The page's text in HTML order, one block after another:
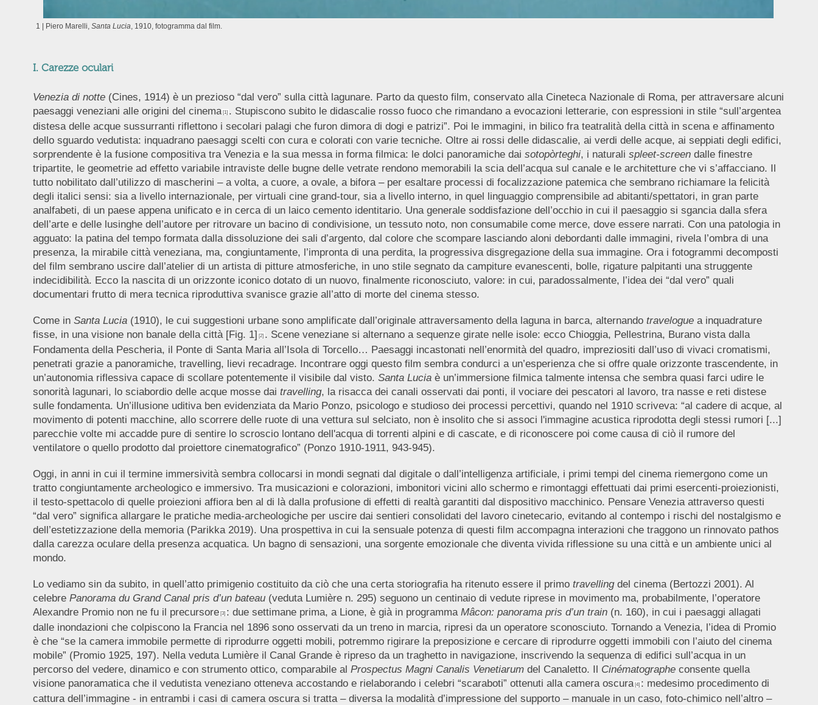
1 | Piero Marelli, Santa Lucia , 1910, fotogramma dal film.
I. Carezze oculari
Venezia di notte(Cines, 1914) è un prezioso “dal vero” sulla città lagunare. Parto da questo film, conservato alla Cineteca Nazionale di Roma, per attraversare alcuni
paesaggi veneziani alle origini del cinema [1] . Stupiscono subito le didascalie rosso fuoco che rimandano a evocazioni letterarie, con espressioni in stile “sull’argentea
distesa delle acque sussurranti riflettono i secolari palagi che furon dimora di dogi e patrizi”. Poi le immagini, in bilico fra teatralità della città in scena e affinamento
dello sguardo vedutista: inquadrano paesaggi scelti con cura e colorati con varie tecniche. Oltre ai rossi delle didascalie, ai verdi delle acque, ai seppiati degli edifici,
sorprendente è la fusione compositiva tra Venezia e la sua messa in forma filmica: le dolci panoramiche dai sotopòrteghi, i naturali spleet-screendalle finestre
tripartite, le geometrie ad effetto variabile intraviste delle bugne delle vetrate rendono memorabili la scia dell’acqua sul canale e le architetture che vi s’affacciano. Il
tutto nobilitato dall’utilizzo di mascherini – a volta, a cuore, a ovale, a bifora – per esaltare processi di focalizzazione patemica che sembrano richiamare la felicità
degli italici sensi: sia a livello internazionale, per virtuali cine grand-tour, sia a livello interno, in quel linguaggio comprensibile ad abitanti/spettatori, in gran parte
analfabeti, di un paese appena unificato e in cerca di un laico cemento identitario. Una generale soddisfazione dell’occhio in cui il paesaggio si sgancia dalla sfera
dell’arte e delle lusinghe dell’autore per ritrovare un bacino di condivisione, un tessuto noto, non consumabile come merce, dove essere narrati. Con una patologia in
agguato: la patina del tempo formata dalla dissoluzione dei sali d’argento, dal colore che scompare lasciando aloni debordanti dalle immagini, rivela l’ombra di una
presenza, la mirabile città veneziana, ma, congiuntamente, l’impronta di una perdita, la progressiva disgregazione della sua immagine. Ora i fotogrammi decomposti
del film sembrano uscire dall’atelier di un artista di pitture atmosferiche, in uno stile segnato da campiture evanescenti, bolle, rigature palpitanti una struggente
indecidibilità. Ecco la nascita di un orizzonte iconico dotato di un nuovo, finalmente riconosciuto, valore: in cui, paradossalmente, l’idea dei “dal vero” quali
documentari frutto di mera tecnica riproduttiva svanisce grazie all’atto di morte del cinema stesso.
Come in Santa Lucia (1910), le cui suggestioni urbane sono amplificate dall’originale attraversamento della laguna in barca, alternandotraveloguea inquadrature
fisse, in una visione non banale della città [Fig. 1] [2] . Scene veneziane si alternano a sequenze girate nelle isole: ecco Chioggia, Pellestrina, Burano vista dalla
Fondamenta della Pescheria, il Ponte di Santa Maria all’Isola di Torcello… Paesaggi incastonati nell’enormità del quadro, impreziositi dall’uso di vivaci cromatismi,
penetrati grazie a panoramiche, travelling, lievi recadrage. Incontrare oggi questo film sembra condurci a un’esperienza che si offre quale orizzonte trascendente, in
un’autonomia riflessiva capace di scollare potentemente il visibile dal visto. Santa Luciaè un’immersione filmica talmente intensa che sembra quasi farci udire le
sonorità lagunari, lo sciabordio delle acque mosse dai travelling, la risacca dei canali osservati dai ponti, il vociare dei pescatori al lavoro, tra nasse e reti distese
sulle fondamenta. Un’illusione uditiva ben evidenziata da Mario Ponzo, psicologo e studioso dei processi percettivi, quando nel 1910 scriveva: “al cadere di acque, al
movimento di potenti macchine, allo scorrere delle ruote di una vettura sul selciato, non è insolito che si associ l'immagine acustica riprodotta degli stessi rumori [...]
parecchie volte mi accadde pure di sentire lo scroscio lontano dell'acqua di torrenti alpini e di cascate, e di riconoscere poi come causa di ciò il rumore del
ventilatore o quello prodotto dal proiettore cinematografico” (Ponzo 1910-1911, 943-945).
Oggi, in anni in cui il termine immersività sembra collocarsi in mondi segnati dal digitale o dall’intelligenza artificiale, i primi tempi del cinema riemergono come un
tratto congiuntamente archeologico e immersivo. Tra musicazioni e colorazioni, imbonitori vicini allo schermo e rimontaggi effettuati dai primi esercenti-proiezionisti,
il testo-spettacolo di quelle proiezioni affiora ben al di là dalla profusione di effetti di realtà garantiti dal dispositivo macchinico. Pensare Venezia attraverso questi
“dal vero” significa allargare le pratiche media-archeologiche per uscire dai sentieri consolidati del lavoro cinetecario, evitando al contempo i rischi del nostalgismo e
dell’estetizzazione della memoria (Parikka 2019). Una prospettiva in cui la sensuale potenza di questi film accompagna interazioni che traggono un rinnovato pathos
dalla carezza oculare della presenza acquatica. Un bagno di sensazioni, una sorgente emozionale che diventa vivida riflessione su una città e un ambiente unici al
mondo.
Lo vediamo sin da subito, in quell’atto primigenio costituito da ciò che una certa storiografia ha ritenuto essere il primo travelling del cinema (Bertozzi 2001). Al
celebre Panorama du Grand Canal pris d’un bateau(veduta Lumière n. 295) seguono un centinaio di vedute riprese in movimento ma, probabilmente, l’operatore
Alexandre Promio non ne fu il precursore [3] : due settimane prima, a Lione, è già in programma Mâcon: panorama pris d’un train(n. 160), in cui i paesaggi allagati
dalle inondazioni che colpiscono la Francia nel 1896 sono osservati da un treno in marcia, ripresi da un operatore sconosciuto. Tornando a Venezia, l’idea di Promio
è che “se la camera immobile permette di riprodurre oggetti mobili, potremmo rigirare la preposizione e cercare di riprodurre oggetti immobili con l’aiuto del cinema
mobile” (Promio 1925, 197). Nella veduta Lumière il Canal Grande è ripreso da un traghetto in navigazione, inscrivendo la sequenza di edifici sull’acqua in un
percorso del vedere, dinamico e con strumento ottico, comparabile al Prospectus Magni Canalis Venetiarumdel Canaletto. Il Cinématographeconsente quella
visione panoramatica che il vedutista veneziano otteneva accostando e rielaborando i celebri “scaraboti” ottenuti alla camera oscura [4] : medesimo procedimento di
cattura dell’immagine - in entrambi i casi di camera oscura si tratta – diversa la modalità d’impressione del supporto – manuale in un caso, foto-chimico nell’altro –